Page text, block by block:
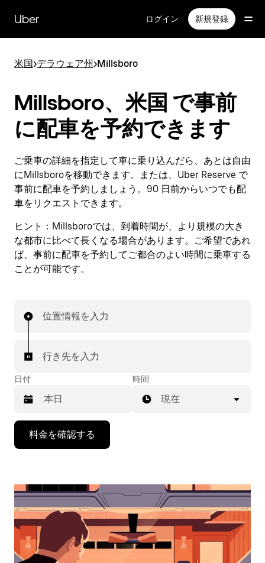
Uber ログイン 新規登録
米国>デラウェア州>Millsboro
Millsboro、米国 で事前
に配車を予約できます
ご乗車の詳細を指定して車に乗り込んだら、あとは自由
にMillsboroを移動できます。または、Uber Reserve で
事前に配車を予約しましょう。90 日前からいつでも配
車をリクエストできます。
ヒント： Millsboroでは、到着時間が、より規模の大き
な都市に比べて長くなる場合があります。ご希望であれ
ば、事前に配車を予約してご都合のよい時間に乗車する
ことが可能です。
位置情報を入力
行き先を入力
日付
で
ン
ダ
ー
時間
現在
料金を確認する